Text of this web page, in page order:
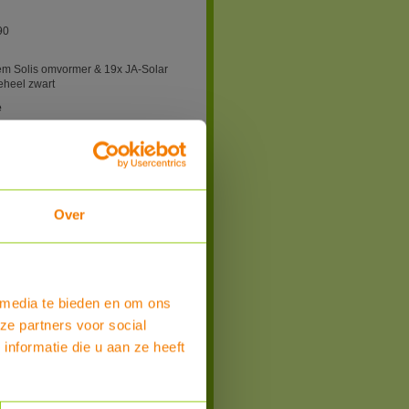
Over
te bieden en om ons
partners voor social
die u aan ze heeft
Solis omvormer & 19x JA-Solar
zwart
/ zakelijk / Belgie